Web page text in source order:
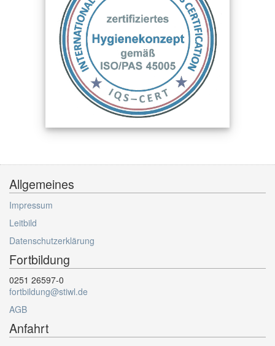
Allgemeines
Impressum
Leitbild
Datenschutzerklärung
Fortbildung
0251 26597-0
fortbildung@stiwl.de
AGB
Anfahrt